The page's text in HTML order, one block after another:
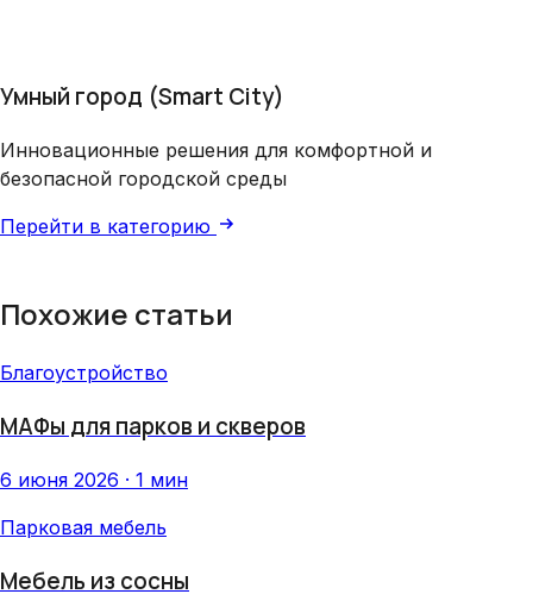
Умный город (Smart City)
Инновационные решения для комфортной и
безопасной городской среды
Перейти в категорию
Похожие статьи
Благоустройство
МАФы для парков и скверов
6 июня 2026 · 1 мин
Парковая мебель
Мебель из сосны